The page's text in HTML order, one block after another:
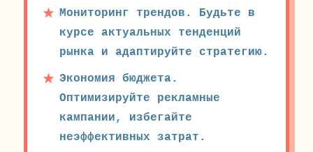
Мониторинг трендов. Будьте в
курсе актуальных тенденций
рынка и адаптируйте стратегию.
Экономия бюджета.
Оптимизируйте рекламные
кампании, избегайте
неэффективных затрат.